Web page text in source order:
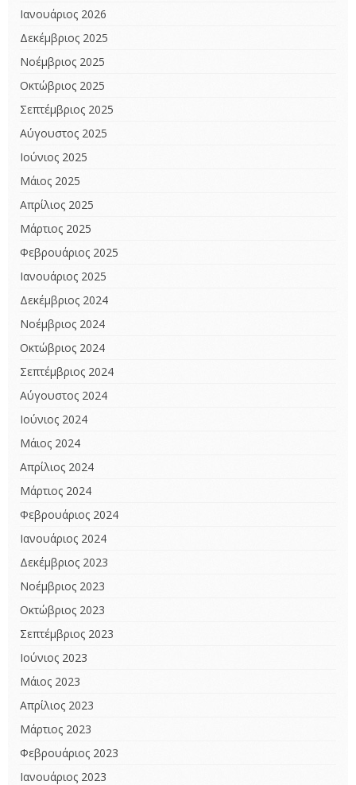
Ιανουάριος 2026
Δεκέμβριος 2025
Νοέμβριος 2025
Οκτώβριος 2025
Σεπτέμβριος 2025
Αύγουστος 2025
Ιούνιος 2025
Μάιος 2025
Απρίλιος 2025
Μάρτιος 2025
Φεβρουάριος 2025
Ιανουάριος 2025
Δεκέμβριος 2024
Νοέμβριος 2024
Οκτώβριος 2024
Σεπτέμβριος 2024
Αύγουστος 2024
Ιούνιος 2024
Μάιος 2024
Απρίλιος 2024
Μάρτιος 2024
Φεβρουάριος 2024
Ιανουάριος 2024
Δεκέμβριος 2023
Νοέμβριος 2023
Οκτώβριος 2023
Σεπτέμβριος 2023
Ιούνιος 2023
Μάιος 2023
Απρίλιος 2023
Μάρτιος 2023
Φεβρουάριος 2023
Ιανουάριος 2023